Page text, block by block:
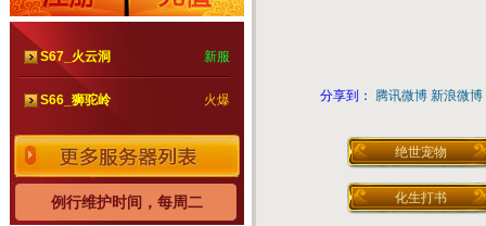
分享到： 腾讯微博 新浪微博
绝世宠物
化生打书
新服
S67_火云洞
火爆
S66_狮驼岭
例行维护时间，每周二